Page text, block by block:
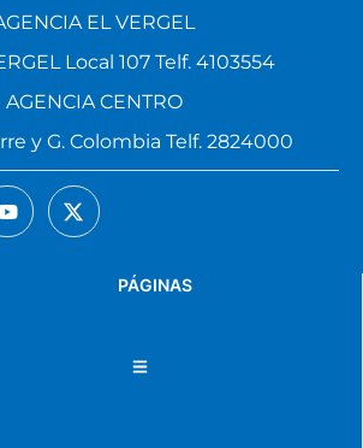
PÁGINAS
EL VERGEL
Local 107 Telf. 4103554
AGENCIA CENTRO
y G. Colombia Telf. 2824000